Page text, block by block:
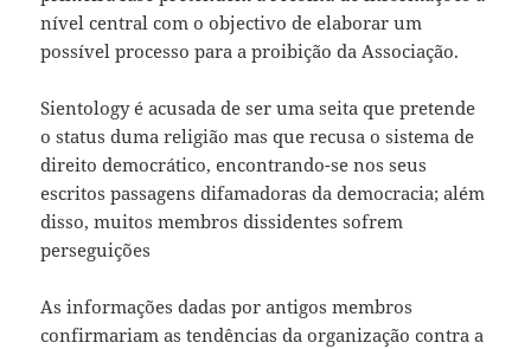
nível central com o objectivo de elaborar um
possível processo para a proibição da Associação.
Sientology é acusada de ser uma seita que pretende
o status duma religião mas que recusa o sistema de
direito democrático, encontrando-se nos seus
escritos passagens difamadoras da democracia; além
disso, muitos membros dissidentes sofrem
perseguições
As informações dadas por antigos membros
confirmariam as tendências da organização contra a